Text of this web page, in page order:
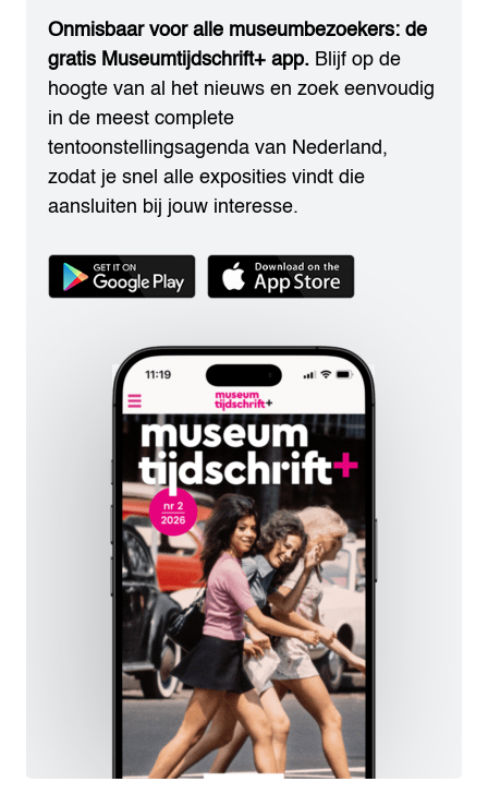
Onmisbaar voor alle museumbezoekers: de
gratis Museumtijdschrift+ app. Blijf op de
hoogte van al het nieuws en zoek eenvoudig
in de meest complete
tentoonstellingsagenda van Nederland,
zodat je snel alle exposities vindt die
aansluiten bij jouw interesse.